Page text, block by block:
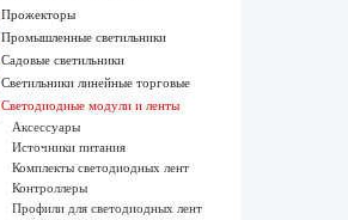
Прожекторы
Промышленные светильники
Садовые светильники
Светильники линейные торговые
Светодиодные модули и ленты
Аксессуары
Источники питания
Комплекты светодиодных лент
Контроллеры
Профили для светодиодных лент